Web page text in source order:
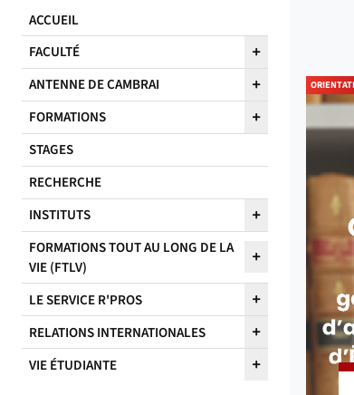
ACCUEIL
FACULTÉ
ANTENNE DE CAMBRAI
FORMATIONS
STAGES
RECHERCHE
INSTITUTS
FORMATIONS TOUT AU LONG DE LA
VIE (FTLV)
LE SERVICE R'PROS
RELATIONS INTERNATIONALES
VIE ÉTUDIANTE